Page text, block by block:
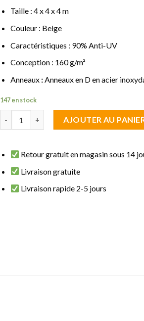
Taille : 4 x 4 x 4 m
Couleur : Beige
Caractéristiques : 90% Anti-UV
Conception : 160 g/m²
Anneaux: Anneaux en D en acier
147 en stock
AJOUTER AU
Retour gratuit en magasin sous 14
Livraison gratuite
Livraison rapide 2-5 jours